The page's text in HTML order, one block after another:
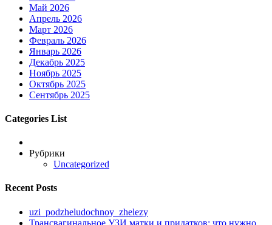
Май 2026
Апрель 2026
Март 2026
Февраль 2026
Январь 2026
Декабрь 2025
Ноябрь 2025
Октябрь 2025
Сентябрь 2025
Categories List
Рубрики
Uncategorized
Recent Posts
uzi_podzheludochnoy_zhelezy
Трансвагинальное УЗИ матки и придатков: что нужно